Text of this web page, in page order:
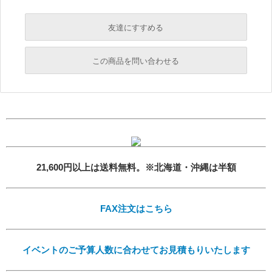
友達にすすめる
必須
この商品を問い合わせる
21,600円以上は送料無料。※北海道・沖縄は半額
FAX注文はこちら
イベントのご予算人数に合わせてお見積もりいたします